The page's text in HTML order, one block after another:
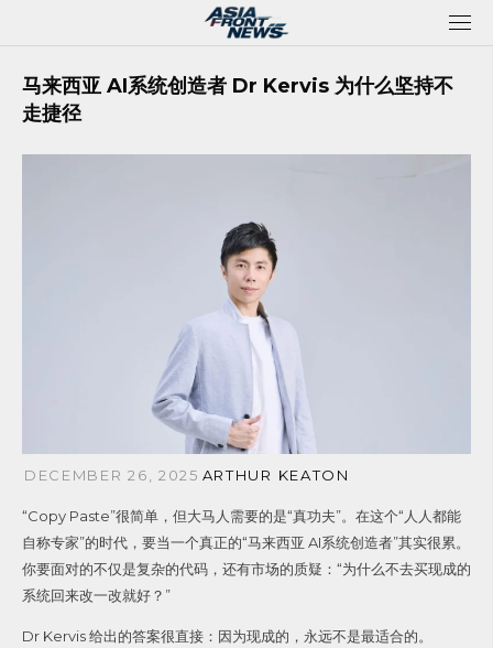
马来西亚 AI系统创造者 Dr Kervis 为什么坚持不
走捷径
DECEMBER 26, 2025 ARTHUR KEATON
“Copy Paste”很简单，但大马人需要的是“真功夫”。在这个“人人都能
自称专家”的时代，要当一个真正的“马来西亚 AI系统创造者”其实很累。
你要面对的不仅是复杂的代码，还有市场的质疑：“为什么不去买现成的
系统回来改一改就好？”
Dr Kervis 给出的答案很直接：因为现成的，永远不是最适合的。